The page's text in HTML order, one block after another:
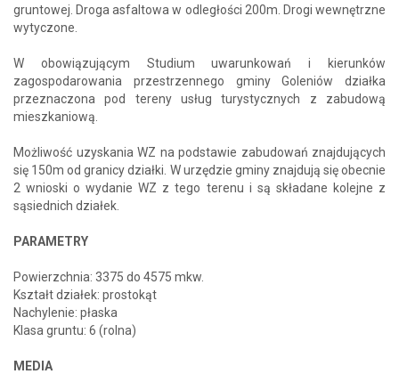
gruntowej. Droga asfaltowa w odległości 200m. Drogi wewnętrzne
wytyczone.
W obowiązującym Studium uwarunkowań i kierunków
zagospodarowania przestrzennego gminy Goleniów działka
przeznaczona pod tereny usług turystycznych z zabudową
mieszkaniową.
Możliwość uzyskania WZ na podstawie zabudowań znajdujących
się 150m od granicy działki. W urzędzie gminy znajdują się obecnie
2 wnioski o wydanie WZ z tego terenu i są składane kolejne z
sąsiednich działek.
PARAMETRY
Powierzchnia: 3375 do 4575 mkw.
Kształt działek: prostokąt
Nachylenie: płaska
Klasa gruntu: 6 (rolna)
MEDIA